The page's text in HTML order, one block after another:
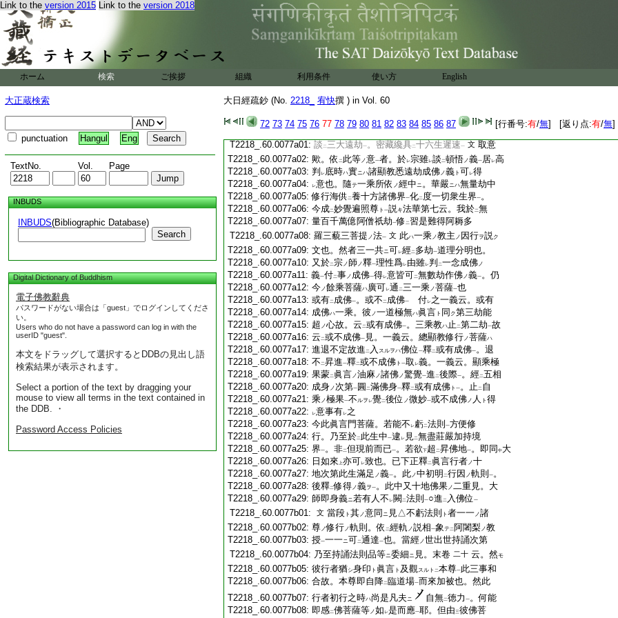
Link to the version 2015 Link to the version 2018
ホーム 検索 ご挨拶 組織 利用条件 使い方 English
大正蔵検索
punctuation Hangul Eng
TextNo. Vol. Page
INBUDS
INBUDS(Bibliographic Database)
Search
Digital Dictionary of Buddhism
電子佛教辭典
パスワードがない場合は「guest」でログインしてくださ
い。
Users who do not have a password can log in with the
userID "guest".
本文をドラッグして選択するとDDBの見出し語
検索結果が表示されます。
Select a portion of the text by dragging your
mouse to view all terms in the text contained in
the DDB. ・
Password Access Policies
大日經疏鈔 (No. 2218_ 宥快撰 ) in Vol. 60
72 73 74 75 76 77 78 79 80 81 82 83 84 85 86 87 [行番号:有/無] [返り点:有/無]
T2218_.60.0076c21:自宗 判定。又金剛頂經ニモ若於顯教修行者久
T2218_.60.0076c22:經三大無數劫 ト説。當經 ニハ
眞言門修行諸菩薩
T2218_.60.0076c23: ○皆悉成就 文 彼ノ文ヲ疏家 ニハ如餘教中菩薩行
於方便○超入淨菩提心門 文 此第三劫ノ 中ノ
釋。又大乘起信論
T2218_.60.0076c26:會 遠成近成 。一切菩薩皆逕
T2218_.60.0076c27:
祇劫 文 又高祖彼二教論
T2218_.60.0076c29: 説 三劫成佛一 文 或翫一心利刀顯教 文 或顯教
T2218_.60.0077a01: 談 二 三大遠劫一。密藏纔具二十六生遲速一 文 取意
T2218_.60.0077a02: 歟。依 二 此等ノ意一者。於レ宗雖レ談 二頓悟ノ義一居レ高
T2218_.60.0077a03: 判 レ底時ハ實ニハ諸顯教悉遠劫成佛ノ義 ト 可レ得
T2218_.60.0077a04:
レ意也。隨テ一乘所依 ノ經中ニ。華嚴ニハ無量劫中
T2218_.60.0077a05:修行海供 二養十方諸佛界一化二 度一切衆生界一。
T2218_.60.0077a06: 今成二妙覺遍照尊 ト 一説キ法華第七云。我於二無
T2218_.60.0077a07: 量百千萬億阿僧祇劫一修 二習是難得阿耨多
T2218_.60.0077a08: 羅三藐三菩提 ノ法一 文 此ハ一乘 ノ教主 ノ 因行ヲ説ク
T2218_.60.0077a09: 文也。然者三一共ニ可レ經二 多劫一道理分明也。
T2218_.60.0077a10: 又於二宗ノ師ノ釋一理性爲レ由雖レ判 二一念成佛ノ
T2218_.60.0077a11: 義一付二事ノ 成佛一得レ意皆可二無數劫作佛ノ義一。仍
T2218_.60.0077a12: 今ノ餘乘菩薩ハ廣可レ通 二三一乘 ノ菩薩一也
T2218_.60.0077a13: 或有二 成佛一。或不 二 成佛一 付レ之一義云。或有
T2218_.60.0077a14: 成佛ハ一乘。彼 ノ一道極無ハ眞言 ト 同 ク第三劫能
T2218_.60.0077a15: 超 ノ心故。云 二或有成佛一。三乘教ハ止 二第二劫一故
T2218_.60.0077a16: 云 二或不成佛一 見。一義云。總顯教修行ノ菩薩ハ
T2218_.60.0077a17: 進退不定故進 二 入 スルヲハ佛位 一釋二或有成佛一。退
T2218_.60.0077a18: 不 二昇進一釋二或不成佛 ト 一取 レ義。一義云。顯乘極
T2218_.60.0077a19: 果蒙二 眞言ノ油麻ノ諸佛ノ驚覺一進 二後際一。經二五相
T2218_.60.0077a20: 成身ノ次第一 圓 二滿佛身一釋二或有成佛 ト 一。止 二 自
T2218_.60.0077a21: 乘 ノ極果一不ルヲ レ覺二後位 ノ微妙一或不成佛ノ 人 ト 得
T2218_.60.0077a22:
レ意事有レ之
T2218_.60.0077a23: 今此眞言門菩薩。若能不 レ虧二法則 一方便修
T2218_.60.0077a24: 行。乃至於二 此生中一逮 レ 見二無盡莊嚴加持境
T2218_.60.0077a25: 界一。非二但現前而已一。若欲下超 二昇佛地一。即同 中大
T2218_.60.0077a26: 日如來 上亦可レ致也。已下正釋二 眞言行者ノ十
T2218_.60.0077a27: 地次第此生滿足 ノ義一。此ノ中初明 二行因 ノ軌則 一。
T2218_.60.0077a28: 後釋二修得ノ義ヲ一。此中又十地佛果ノ二重見。大
T2218_.60.0077a29: 師即身義ニ若有人不 レ闕 二法則 一○進 二 入佛位 一
T2218_.60.0077b01: 文 當段 ト 其ノ意同 ニ 見△不虧法則 ト 者一一ノ諸
T2218_.60.0077b02: 尊ノ修行ノ軌則。依 二經軌ノ説相一象テ二 阿闍梨ノ教
T2218_.60.0077b03: 授一一一ニ可二通達一也。當經ノ世出世持誦次第
T2218_.60.0077b04: 乃至持誦法則品等ニ委細ニ 見。末卷 二十 云。然モ
T2218_.60.0077b05: 彼行者猶シ身印 ト 眞言 ト 及觀スルト 二本尊一此三事和
T2218_.60.0077b06: 合故。本尊即自降二臨道場一而來加被也。然此
T2218_.60.0077b07: 行者初行之時ハ尚是凡夫ニ 自無二徳力 一。何能
T2218_.60.0077b08: 即感二佛菩薩等ノ如 レ是而應一耶。但由三彼佛菩